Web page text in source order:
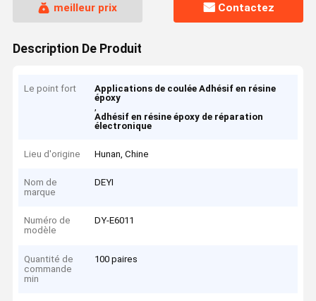
meilleur prix Contactez
Description De Produit
Le point fort
Applications de coulée Adhésif en résine
époxy
,
Adhésif en résine époxy de réparation
électronique
Lieu d'origine Hunan, Chine
Nom de
marque
DEYI
Numéro de
modèle
DY-E6011
Quantité de
commande
min
100 paires